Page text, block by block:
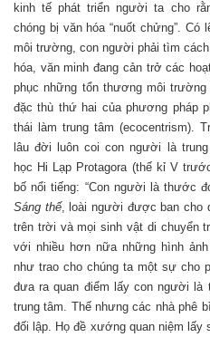
kinh tế phát triển người ta cho
chóng bị văn hóa “nuốt chửng”. Có
môi trường, con người phải tìm
hóa, văn minh đang cản trở các
phục những tổn thương môi
đặc thù thứ hai của phương pháp
thái làm trung tâm (ecocentrism).
lâu đời luôn coi con người là
học Hi Lạp Protagora (thế kỉ V
bố nổi tiếng: “Con người là thước
Sáng thế, loài người được ban cho
trên trời và mọi sinh vật di chuyển
với nhiều hơn nữa những hình
như trao cho chúng ta một sự cho
đưa ra quan điểm lấy con người là
trung tâm. Thế nhưng các nhà phê
đối lập. Họ đề xướng quan niệm lấy